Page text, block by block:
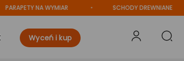
NA WYMIAR SCHODY DREWNIANE
Wyceń i kup